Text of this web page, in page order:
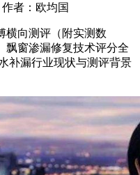
作者：欧均国
横向测评（附实测数
飘窗渗漏修复技术评分全
补漏行业现状与测评背景